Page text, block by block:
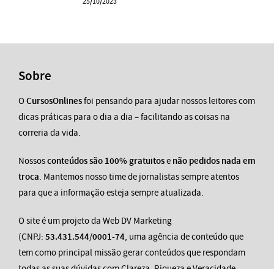
Sobre
OCursosOnlinesfoi pensando para ajudar nossos leitores com
dicas práticas para o dia a dia – facilitando as coisas na
correria da vida.
Nossosconteúdos são 100% gratuitose não pedidos nada em
troca. Mantemos nosso time de jornalistas sempre atentos
para que a informação esteja sempre atualizada.
O site é um projeto da Web DV Marketing
(CNPJ: 53.431.544/0001-74, uma agência de conteúdo que
tem como principal missão gerar conteúdos que respondam